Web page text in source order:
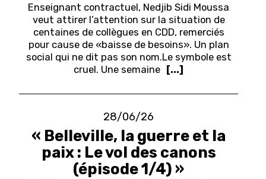
Enseignant contractuel, Nedjib Sidi Moussa
veut attirer l’attention sur la situation de
centaines de collègues en CDD, remerciés
pour cause de «baisse de besoins». Un plan
social qui ne dit pas son nom.Le symbole est
cruel. Une semaine [...]
28/06/26
« Belleville, la guerre et la
paix : Le vol des canons
(épisode 1/4) »